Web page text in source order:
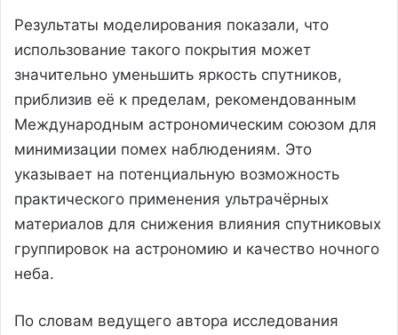
Результаты моделирования показали, что
использование такого покрытия может
значительно уменьшить яркость спутников,
приблизив её к пределам, рекомендованным
Международным астрономическим союзом для
минимизации помех наблюдениям. Это
указывает на потенциальную возможность
практического применения ультрачёрных
материалов для снижения влияния спутниковых
группировок на астрономию и качество ночного
неба.
По словам ведущего автора исследования